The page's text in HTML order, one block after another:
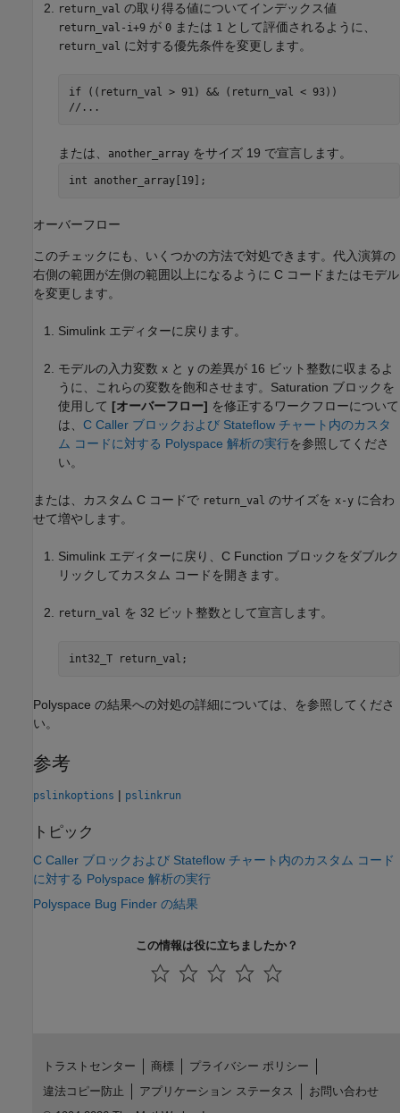
return_val の取り得る値についてインデックス値
return_val-i+9 が 0 または 1 として評価されるように、
return_val に対する優先条件を変更します。
if ((return_val > 91) && (return_val < 93))
または、 another_array をサイズ 19 で宣言します。
int another_array[19];
オーバーフロー
このチェックにも、いくつかの方法で対処できます。代入演算の
右側の範囲が左側の範囲以上になるように C コードまたはモデル
を変更します。
Simulink エディターに戻ります。
モデルの入力変数 x と y の差異が 16 ビット整数に収まるよ
うに、これらの変数を飽和させます。Saturation ブロックを
使用して [オーバーフロー] を修正するワークフローについて
は、 C Caller ブロックおよび Stateflow チャート内のカスタ
ム コードに対する Polyspace 解析の実行を参照してくださ
い。
または、カスタム C コードで return_val のサイズを x-y に合わ
せて増やします。
Simulink エディターに戻り、 C Function ブロックをダブルク
リックしてカスタム コードを開きます。
return_val を 32 ビット整数として宣言します。
int32_T return_val;
Polyspace の結果への対処の詳細については、
を参照してくださ
い。
参考
pslinkoptions | pslinkrun
トピック
C Caller ブロックおよび Stateflow チャート内のカスタム コード
に対する Polyspace 解析の実行
Polyspace Bug Finder の結果
この情報は役に立ちましたか？
トラストセンター 商標
プライバシー ポリシー
違法コピー防止
アプリケーション ステータス
お問い合わせ